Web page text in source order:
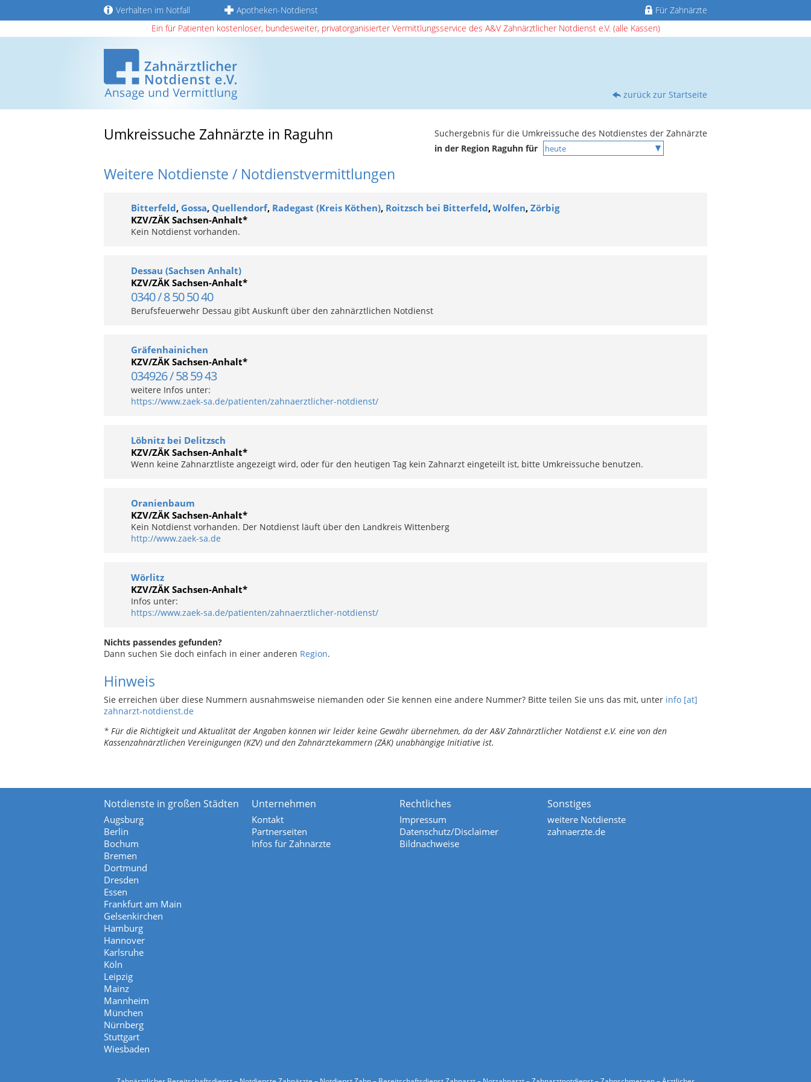
Verhalten im Notfall Apotheken-Notdienst
Für Zahnärzte
Ein für Patienten kostenloser, bundesweiter, privatorganisierter Vermittlungsservice des A&V Zahnärztlicher Notdienst e.V. (alle Kassen)
zurück zur Startseite
Umkreissuche Zahnärzte in Raguhn
Suchergebnis für die Umkreissuche des Notdienstes der Zahnärzte
in der Region Raguhn für
Weitere Notdienste / Notdienstvermittlungen
Bitterfeld, Gossa, Quellendorf, Radegast (Kreis Köthen), Roitzsch bei Bitterfeld, Wolfen, Zörbig
KZV/ZÄK Sachsen-Anhalt*
Kein Notdienst vorhanden.
Dessau (Sachsen Anhalt)
KZV/ZÄK Sachsen-Anhalt*
0340 / 8 50 50 40
Berufsfeuerwehr Dessau gibt Auskunft über den zahnärztlichen Notdienst
Gräfenhainichen
KZV/ZÄK Sachsen-Anhalt*
034926 / 58 59 43
weitere Infos unter:
https://www.zaek-sa.de/patienten/zahnaerztlicher-notdienst/
Löbnitz bei Delitzsch
KZV/ZÄK Sachsen-Anhalt*
Wenn keine Zahnarztliste angezeigt wird, oder für den heutigen Tag kein Zahnarzt eingeteilt ist, bitte Umkreissuche benutzen.
Oranienbaum
KZV/ZÄK Sachsen-Anhalt*
Kein Notdienst vorhanden. Der Notdienst läuft über den Landkreis Wittenberg
http://www.zaek-sa.de
Wörlitz
KZV/ZÄK Sachsen-Anhalt*
Infos unter:
https://www.zaek-sa.de/patienten/zahnaerztlicher-notdienst/
Nichts passendes gefunden?
Dann suchen Sie doch einfach in einer anderen Region.
Hinweis
Sie erreichen über diese Nummern ausnahmsweise niemanden oder Sie kennen eine andere Nummer? Bitte teilen Sie uns das mit, unter info [at]
zahnarzt-notdienst.de
* Für die Richtigkeit und Aktualität der Angaben können wir leider keine Gewähr übernehmen, da der A&V Zahnärztlicher Notdienst e.V. eine von den
Kassenzahnärztlichen Vereinigungen (KZV) und den Zahnärztekammern (ZÄK) unabhängige Initiative ist.
Notdienste in großen Städten
Augsburg
Berlin
Bochum
Bremen
Dortmund
Dresden
Essen
Frankfurt am Main
Gelsenkirchen
Hamburg
Hannover
Karlsruhe
Köln
Leipzig
Mainz
Mannheim
München
Nürnberg
Stuttgart
Wiesbaden
Unternehmen
Kontakt
Partnerseiten
Infos für Zahnärzte
Rechtliches
Impressum
Datenschutz/Disclaimer
Bildnachweise
Sonstiges
weitere Notdienste
zahnaerzte.de